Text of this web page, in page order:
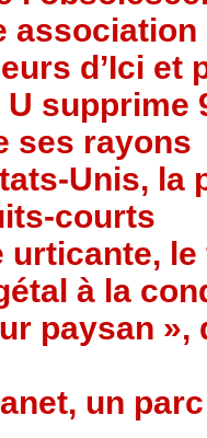
d’Ici et
U supprime
ses rayons
Unis, la
courts
urticante,
à la
paysan
un